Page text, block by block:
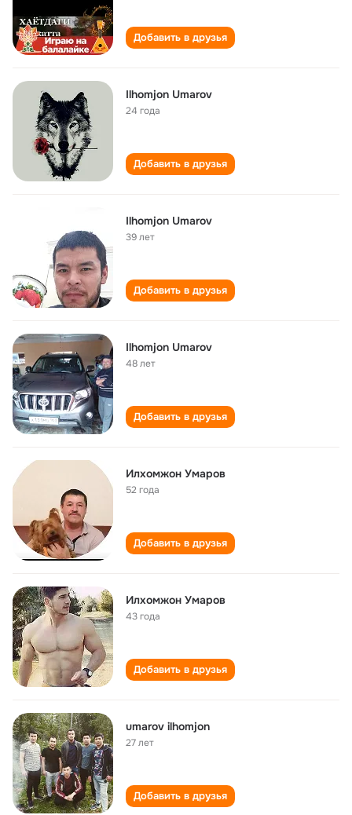
Добавить в друзья
Ilhomjon Umarov
24 года
Добавить в друзья
Ilhomjon Umarov
39 лет
Добавить в друзья
Ilhomjon Umarov
48 лет
Добавить в друзья
Илхомжон Умаров
52 года
Добавить в друзья
Илхомжон Умаров
43 года
Добавить в друзья
umarov ilhomjon
27 лет
Добавить в друзья